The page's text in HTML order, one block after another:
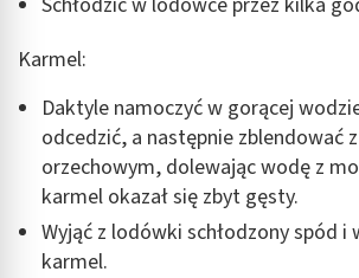
Karmel:
Daktyle namoczyć w gorącej
odcedzić, a następnie zblendować
orzechowym, dolewając wodę z
karmel okazał się zbyt gęsty.
Wyjąć z lodówki schłodzony spód i
karmel.